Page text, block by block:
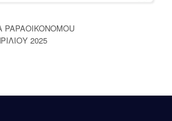
PAPAOIKONOMOU
2025